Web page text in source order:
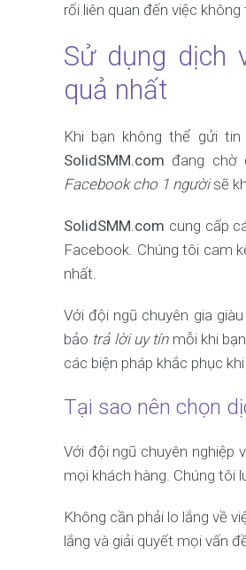
rối liên quan đến việc
Sử dụng dịch
quả nhất
Khi bạn không thể gửi
SolidSMM.com đang chờ
Facebook cho 1 ngườisẽ
SolidSMM.com cung cấp
Facebook. Chúng tôi cam
nhất.
Với đội ngũ chuyên gia
bảo trả lời uy tínmỗi khi
các biện pháp khắc phục
Tại sao nên chọn
Với đội ngũ chuyên nghiệp
mọi khách hàng. Chúng tôi
Không cần phải lo lắng về
lắng và giải quyết mọi vấn